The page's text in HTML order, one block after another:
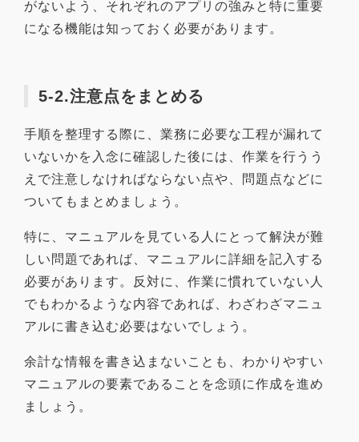
がないよう、それぞれのアプリの強みと特に重要
になる機能は知っておく必要があります。
5-2.注意点をまとめる
手順を整理する際に、業務に必要な工程が漏れて
いないかを入念に確認した後には、作業を行うう
えで注意しなければならない点や、問題点などに
ついてもまとめましょう。
特に、マニュアルを見ている人にとって解決が難
しい問題であれば、マニュアルに詳細を記入する
必要があります。反対に、作業に慣れていない人
でもわかるような内容であれば、わざわざマニュ
アルに書き込む必要はないでしょう。
余計な情報を書き込まないことも、わかりやすい
マニュアルの要素であることを念頭に作成を進め
ましょう。